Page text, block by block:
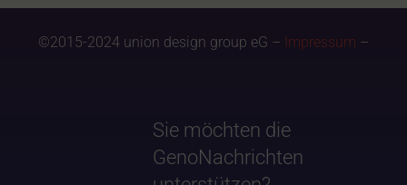
©2015-2024 union design group eG – Impressum –
Sie möchten die
GenoNachrichten